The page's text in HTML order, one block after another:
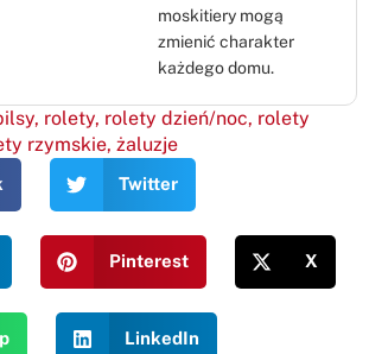
moskitiery mogą
zmienić charakter
każdego domu.
, rolety, rolety dzień/noc, rolety
rzymskie, żaluzje
Twitter
Pinterest X
LinkedIn